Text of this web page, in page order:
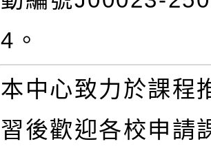
4。
本中心致力於課程
習後歡迎各校申請